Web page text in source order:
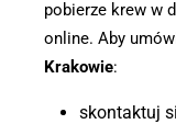
pobierze krew w
online. Aby
Krakowie:
skontaktuj